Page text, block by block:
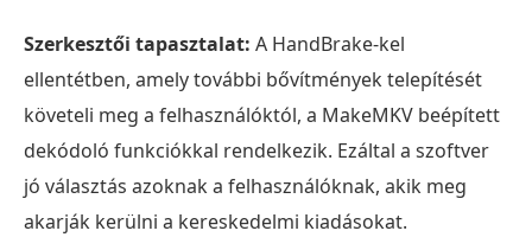
Szerkesztői tapasztalat: A HandBrake-kel
ellentétben, amely további bővítmények telepítését
követeli meg a felhasználóktól, a MakeMKV beépített
dekódoló funkciókkal rendelkezik. Ezáltal a szoftver
jó választás azoknak a felhasználóknak, akik meg
akarják kerülni a kereskedelmi kiadásokat.